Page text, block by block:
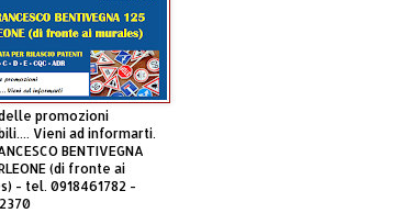
promozioni
Vieni ad informarti.
BENTIVEGNA
(di fronte ai
- tel. 0918461782 -